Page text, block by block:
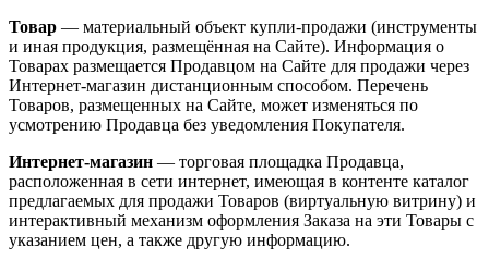
Товар — материальный объект купли-продажи (инструменты
и иная продукция, размещённая на Сайте). Информация о
Товарах размещается Продавцом на Сайте для продажи через
Интернет-магазин дистанционным способом. Перечень
Товаров, размещенных на Сайте, может изменяться по
усмотрению Продавца без уведомления Покупателя.
Интернет-магазин — торговая площадка Продавца,
расположенная в сети интернет, имеющая в контенте каталог
предлагаемых для продажи Товаров (виртуальную витрину) и
интерактивный механизм оформления Заказа на эти Товары с
указанием цен, а также другую информацию.